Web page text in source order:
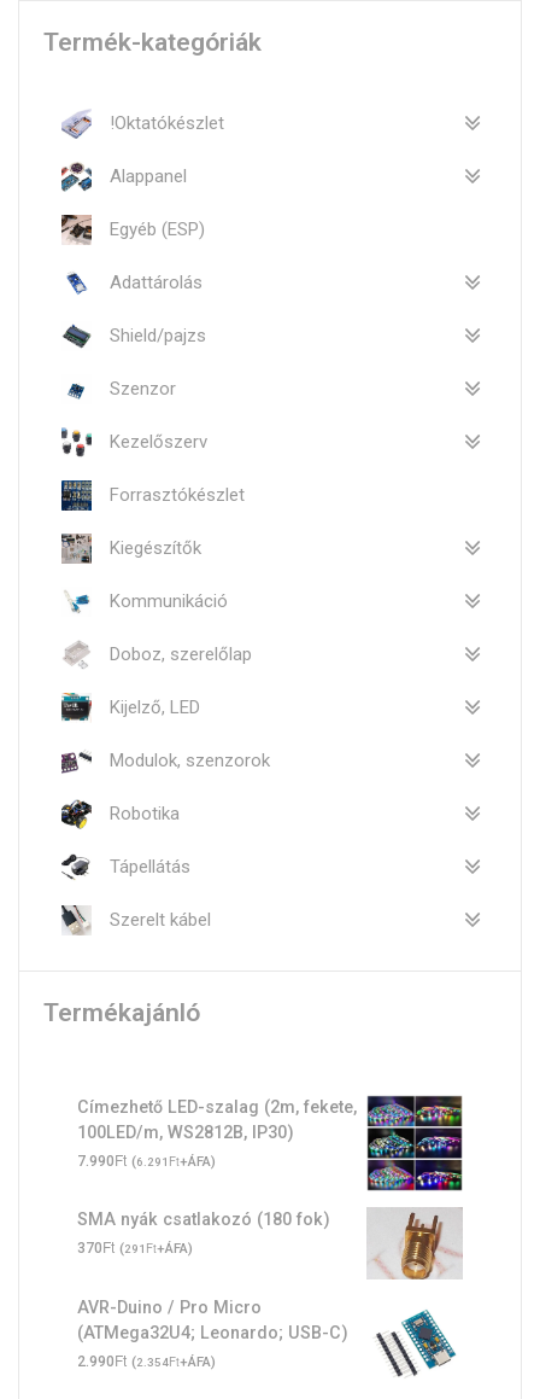
Termék-kategóriák
!Oktatókészlet
Alappanel
Egyéb (ESP)
Adattárolás
Shield/pajzs
Szenzor
Kezelőszerv
Forrasztókészlet
Kiegészítők
Kommunikáció
Doboz, szerelőlap
Kijelző, LED
Modulok, szenzorok
Robotika
Tápellátás
Szerelt kábel
Termékajánló
Címezhető LED-szalag (2m, fekete,
100LED/m, WS2812B, IP30)
7.990Ft (6.291 Ft+ÁFA)
SMA nyák csatlakozó (180 fok)
370Ft (291 Ft+ÁFA)
AVR-Duino / Pro Micro
(ATMega32U4; Leonardo; USB-C)
2.990Ft (2.354Ft+ÁFA)